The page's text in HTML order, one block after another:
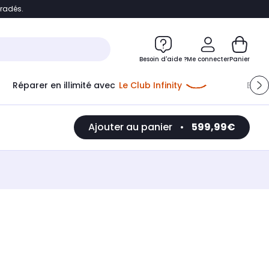
Accéder directement au chatbot
Besoin d'aide ?Me connecterPanier
Réparer en illimité avec Le Club Infinity
Ajouter au panier • 599,99€